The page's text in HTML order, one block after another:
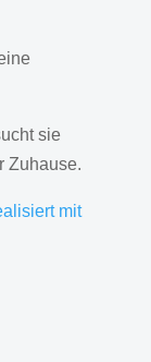
sie
Zuhause.
mit